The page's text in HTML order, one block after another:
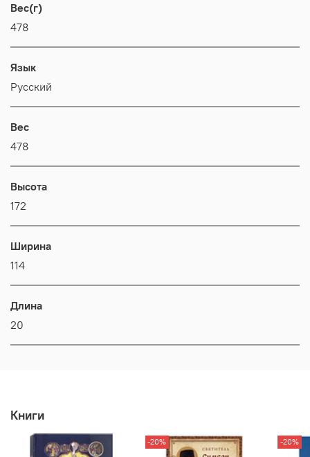
Вес(г)
478
Язык
Русский
Вес
478
Высота
172
Ширина
114
Длина
20
Книги
-20% -20%